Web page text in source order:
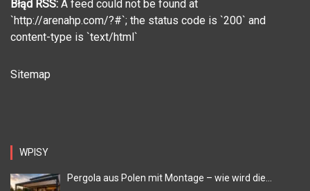
Błąd RSS: A feed could not be found at
`http://arenahp.com/?#`; the status code is `200` and
content-type is `text/html`
Sitemap
WPISY
Pergola aus Polen mit Montage – wie wird die...